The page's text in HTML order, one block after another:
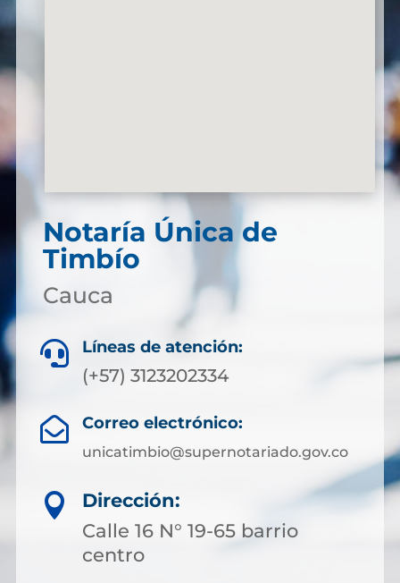
Notaría Única de
Timbío
Cauca
 Líneas de atención:
(+57) 3123202334
 Correo electrónico:
unicatimbio@supernotariado.gov.co

Dirección:
Calle 16 N° 19-65 barrio
centro